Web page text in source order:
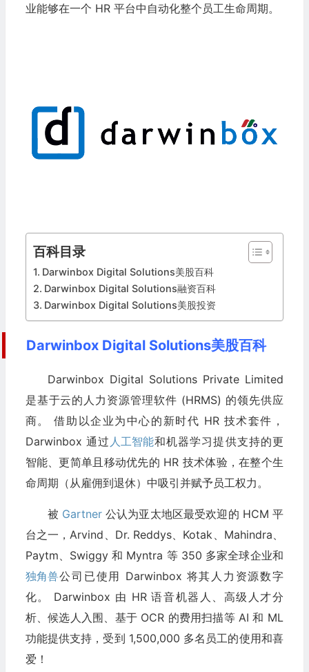
业能够在一个 HR 平台中自动化整个员工生命周期。
百科目录
Darwinbox Digital Solutions美股百科
Darwinbox Digital Solutions融资百科
Darwinbox Digital Solutions美股投资
Darwinbox Digital Solutions美股百科
Darwinbox Digital Solutions Private Limited
是基于云的人力资源管理软件 (HRMS) 的领先供应
商。 借助以企业为中心的新时代 HR 技术套件，
Darwinbox 通过 人工智能和机器学习提供支持的更
智能、更简单且移动优先的 HR 技术体验，在整个生
命周期（从雇佣到退休）中吸引并赋予员工权力。
被 Gartner公认为亚太地区最受欢迎的 HCM 平
台之一，Arvind、Dr. Reddys、Kotak、Mahindra、
Paytm、Swiggy 和 Myntra 等 350 多家全球企业和
独角兽公司已使用 Darwinbox 将其人力资源数字
化。 Darwinbox 由 HR 语音机器人、高级人才分
析、候选人入围、基于 OCR 的费用扫描等 AI 和 ML
功能提供支持，受到 1,500,000 多名员工的使用和喜
爱！